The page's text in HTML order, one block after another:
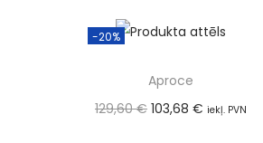
-20%
Aproce
129,60€ 103,68 € iekļ. PVN